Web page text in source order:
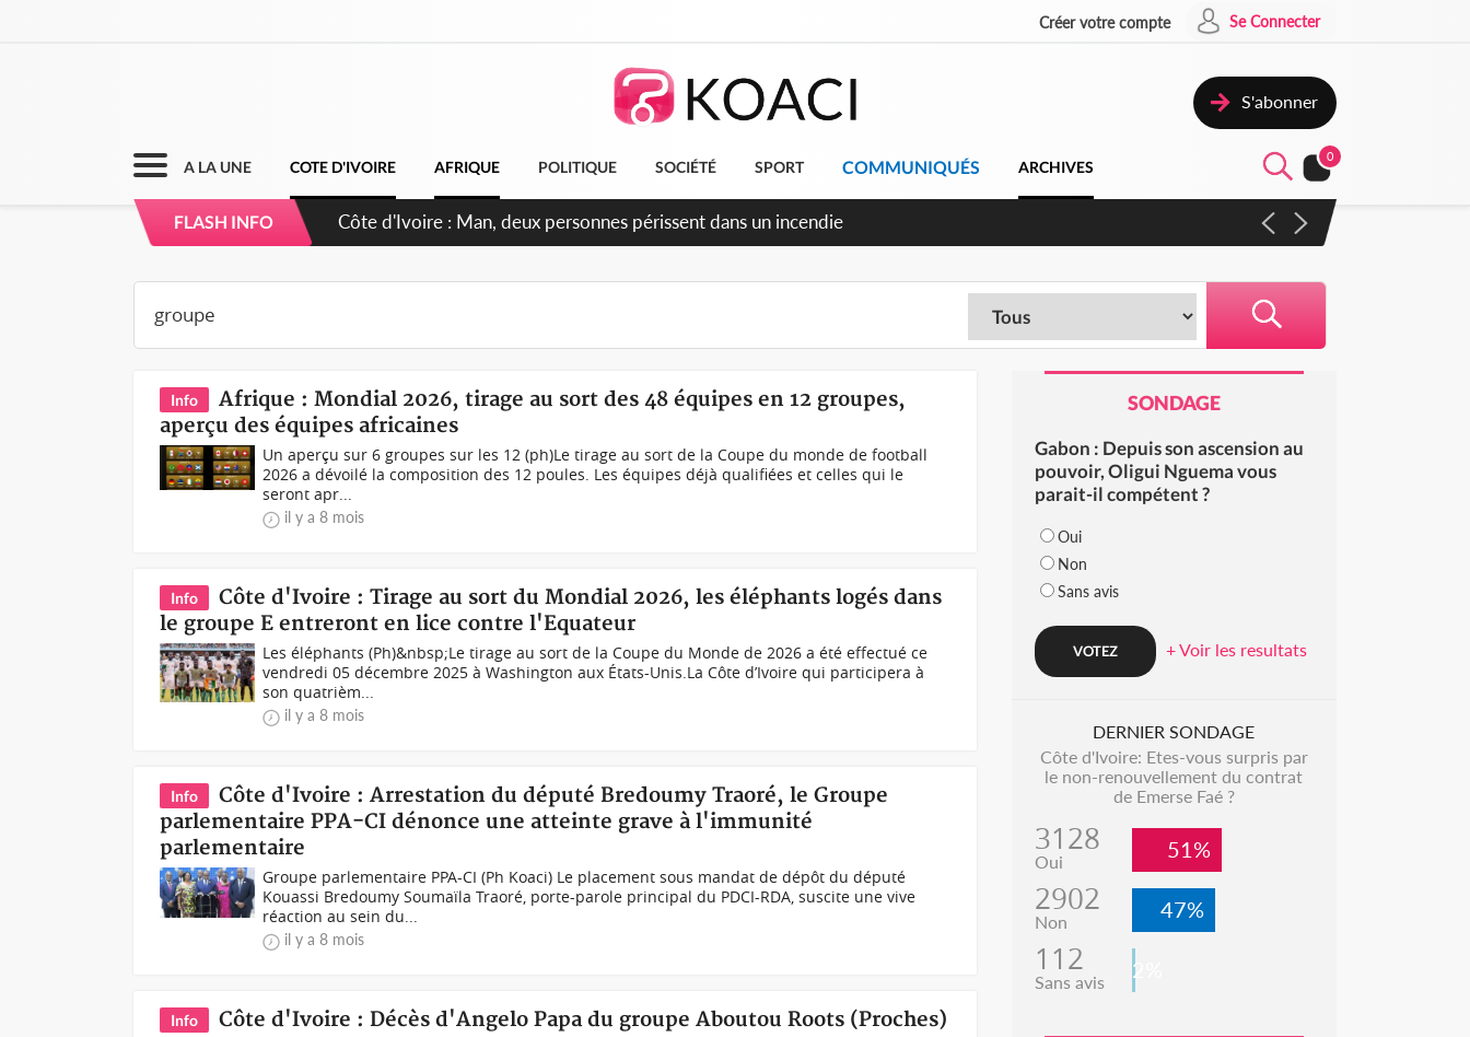
Créer votre compte Se Connecter
S'abonner
A LA UNE COTE D'IVOIRE AFRIQUE POLITIQUE SOCIÉTÉ SPORT COMMUNIQUÉS ARCHIVES
0
FLASH INFO
Côte d'Ivoire : Séileu, la célébration de la fête nationale transformée en vaste campagne contre les produits
Info
Afrique : Mondial 2026, tirage au sort des 48 équipes en 12 groupes,
aperçu des équipes africaines
Un aperçu sur 6 groupes sur les 12 (ph)Le tirage au sort de la Coupe du monde de football
2026 a dévoilé la composition des 12 poules. Les équipes déjà qualifiées et celles qui le
seront apr...
il y a 8 mois
Info
Côte d'Ivoire : Tirage au sort du Mondial 2026, les éléphants logés dans
le groupe E entreront en lice contre l'Equateur
Les éléphants (Ph)&nbsp;Le tirage au sort de la Coupe du Monde de 2026 a été effectué ce
vendredi 05 décembre 2025 à Washington aux États-Unis.La Côte d’Ivoire qui participera à
son quatrièm...
il y a 8 mois
Info
Côte d'Ivoire : Arrestation du député Bredoumy Traoré, le Groupe
parlementaire PPA-CI dénonce une atteinte grave à l'immunité
parlementaire
Groupe parlementaire PPA-CI (Ph Koaci) Le placement sous mandat de dépôt du député
Kouassi Bredoumy Soumaïla Traoré, porte-parole principal du PDCI-RDA, suscite une vive
réaction au sein du...
il y a 8 mois
Info Côte d'Ivoire : Décès d'Angelo Papa du groupe Aboutou Roots (Proches)
SONDAGE
Gabon : Depuis son ascension au
pouvoir, Oligui Nguema vous
parait-il compétent ?
Oui
Non
Sans avis
+ Voir les resultats
DERNIER SONDAGE
Côte d'Ivoire: Etes-vous surpris par
le non-renouvellement du contrat
de Emerse Faé ?
3128
Oui 51%
2902
Non 47%
112
Sans avis 2%